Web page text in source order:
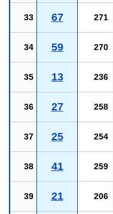
33 67 271
34 59 270
35 13 236
36 27 258
37 25 254
38 41 259
39 21 206